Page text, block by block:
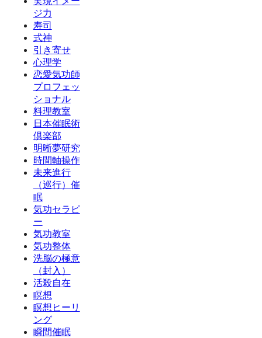
ジ力
寿司
式神
引き寄せ
心理学
恋愛気功師
プロフェッ
ショナル
料理教室
日本催眠術
倶楽部
明晰夢研究
時間軸操作
未来進行
（巡行）催
眠
気功セラピ
ー
気功教室
気功整体
洗脳の極意
（封入）
活殺自在
瞑想
瞑想ヒーリ
ング
瞬間催眠